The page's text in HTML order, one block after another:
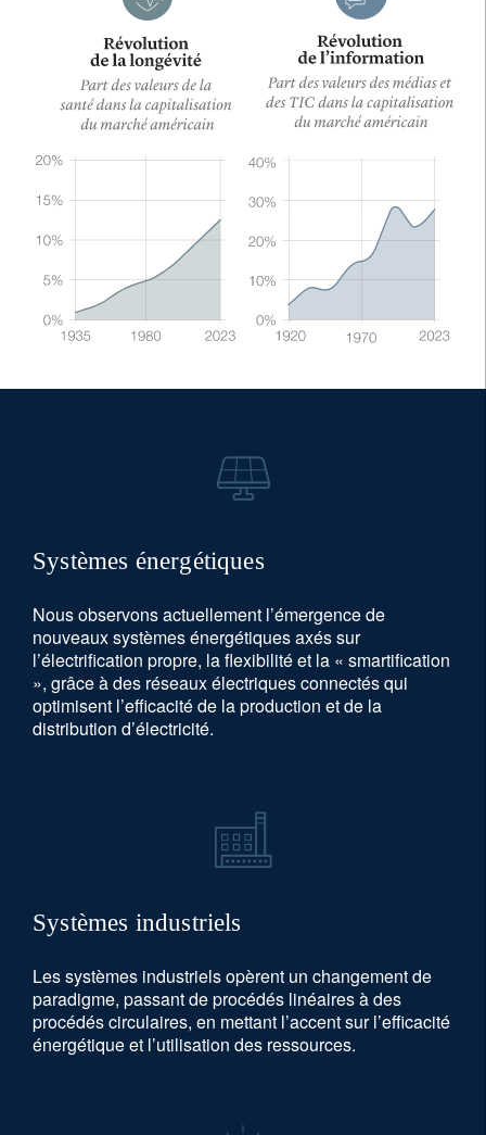
Systèmes énergétiques
Nous observons actuellement l’émergence de
nouveaux systèmes énergétiques axés sur
l’électrification propre, la flexibilité et la « smartification
», grâce à des réseaux électriques connectés qui
optimisent l’efficacité de la production et de la
distribution d’électricité.
Systèmes industriels
Les systèmes industriels opèrent un changement de
paradigme, passant de procédés linéaires à des
procédés circulaires, en mettant l’accent sur l’efficacité
énergétique et l’utilisation des ressources.